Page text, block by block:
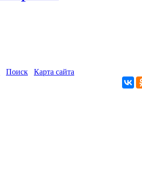
Поиск Карта сайта